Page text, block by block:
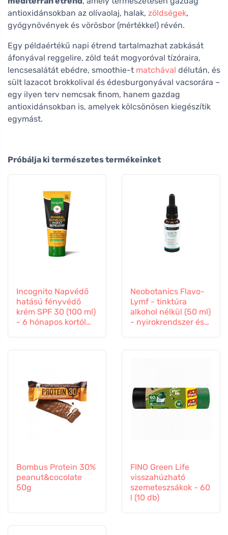
antioxidánsokban az olívaolaj, halak, zöldségek,
gyógynövények és vörösbor (mértékkel) révén.
Egy példaértékű napi étrend tartalmazhat zabkását
áfonyával reggelire, zöld teát mogyoróval tízóraira,
lencsesalátát ebédre, smoothie-t matchával délután, és
sült lazacot brokkolival és édesburgonyával vacsorára –
egy ilyen terv nemcsak finom, hanem gazdag
antioxidánsokban is, amelyek kölcsönösen kiegészítik
egymást.
Próbálja ki természetes termékeinket
Incognito Napvédő
hatású fényvédő
krém SPF 30 (100 ml)
- 6 hónapos kortól
Neobotanics Flavo-
Lymf - tinktúra
alkohol nélkül (50 ml)
- nyirokrendszer és
Bombus Protein 30%
peanut&cocolate
50g
FINO Green Life
visszahúzható
szemeteszsákok - 60
l (10 db)